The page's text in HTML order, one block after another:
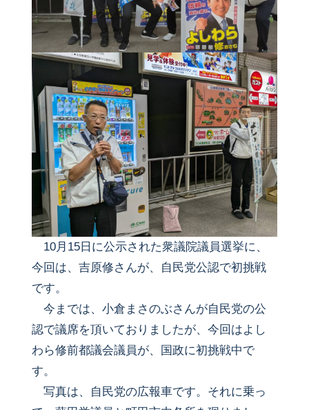
10月15日に公示された衆議院議員選挙に、
今回は、吉原修さんが、自民党公認で初挑戦
です。
今までは、小倉まさのぶさんが自民党の公
認で議席を頂いておりましたが、今回はよし
わら修前都議会議員が、国政に初挑戦中で
す。
写真は、自民党の広報車です。それに乗っ